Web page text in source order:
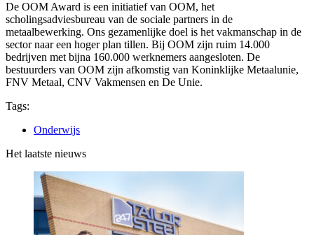
De OOM Award is een initiatief van OOM, het
scholingsadviesbureau van de sociale partners in de
metaalbewerking. Ons gezamenlijke doel is het vakmanschap in de
sector naar een hoger plan tillen. Bij OOM zijn ruim 14.000
bedrijven met bijna 160.000 werknemers aangesloten. De
bestuurders van OOM zijn afkomstig van Koninklijke Metaalunie,
FNV Metaal, CNV Vakmensen en De Unie.
Tags:
Onderwijs
Het laatste nieuws